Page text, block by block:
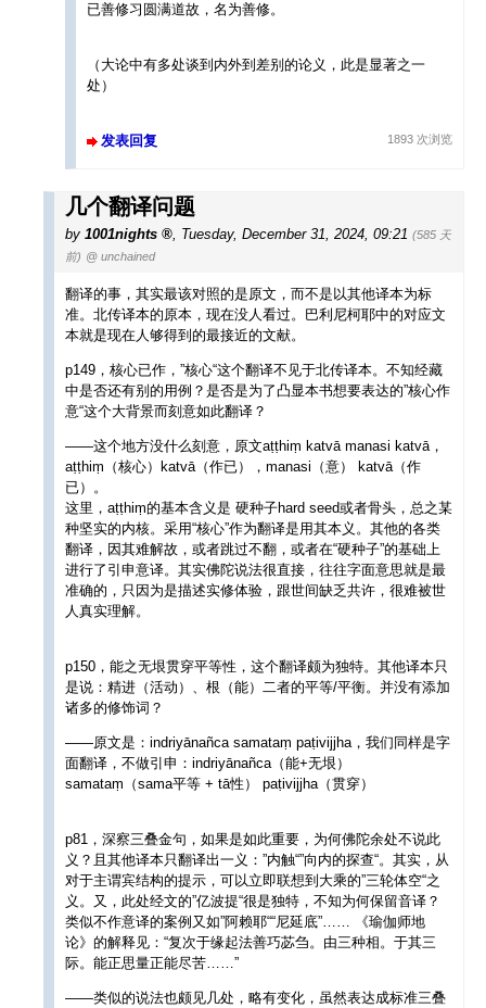
已善修习圆满道故，名为善修。
（大论中有多处谈到内外到差别的论义，此是显著之一
处）
发表回复 1893 次浏览
几个翻译问题
by 1001nights Tuesday, December 31, 2024, 09:21 (585 天
前) @ unchained
翻译的事，其实最该对照的是原文，而不是以其他译本为标
准。北传译本的原本，现在没人看过。巴利尼柯耶中的对应文
本就是现在人够得到的最接近的文献。
p149，核心已作，”核心“这个翻译不见于北传译本。不知经藏
中是否还有别的用例？是否是为了凸显本书想要表达的”核心作
意“这个大背景而刻意如此翻译？
——这个地方没什么刻意，原文aṭṭhiṃ katvā manasi katvā，
aṭṭhiṃ（核心）katvā（作已），manasi（意） katvā（作
已）。
这里，aṭṭhiṃ的基本含义是 硬种子hard seed或者骨头，总之某
种坚实的内核。采用“核心”作为翻译是用其本义。其他的各类
翻译，因其难解故，或者跳过不翻，或者在“硬种子”的基础上
进行了引申意译。其实佛陀说法很直接，往往字面意思就是最
准确的，只因为是描述实修体验，跟世间缺乏共许，很难被世
人真实理解。
p150，能之无垠贯穿平等性，这个翻译颇为独特。其他译本只
是说：精进（活动）、根（能）二者的平等/平衡。并没有添加
诸多的修饰词？
——原文是：indriyānañca samataṃ paṭivijjha，我们同样是字
面翻译，不做引申：indriyānañca（能+无垠）
samataṃ（sama平等 + tā性） paṭivijjha（贯穿）
p81，深察三叠金句，如果是如此重要，为何佛陀余处不说此
义？且其他译本只翻译出一义：”内触“”向内的探查“。其实，从
对于主谓宾结构的提示，可以立即联想到大乘的”三轮体空“之
义。又，此处经文的”亿波提“很是独特，不知为何保留音译？
类似不作意译的案例又如”阿赖耶““尼延底”…… 《瑜伽师地
论》的解释见：“复次于缘起法善巧苾刍。由三种相。于其三
际。能正思量正能尽苦……”
——类似的说法也颇见几处，略有变化，虽然表达成标准三叠